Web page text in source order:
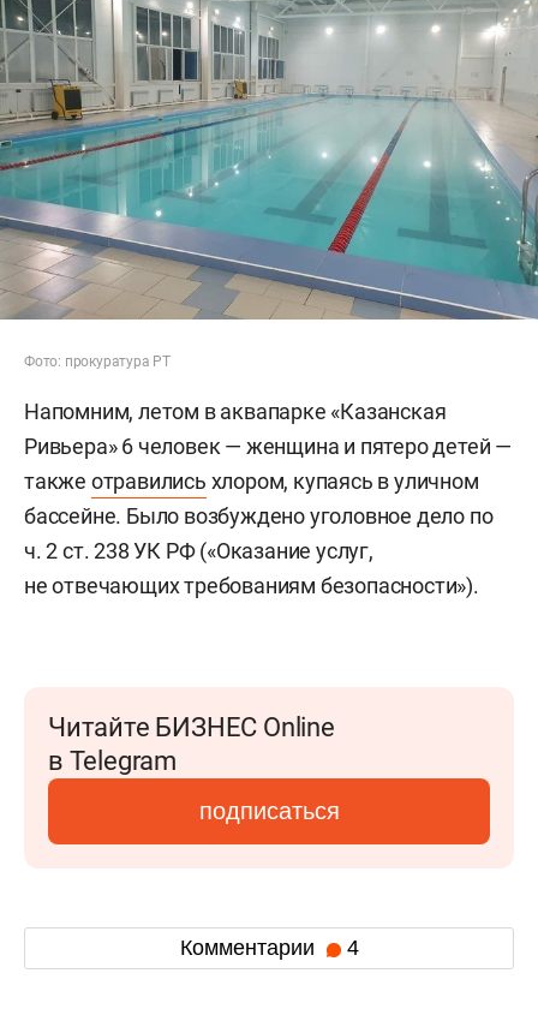
Фото: прокуратура РТ
Напомним, летом в аквапарке «Казанская
Ривьера» 6 человек — женщина и пятеро детей —
также отравились хлором, купаясь в уличном
бассейне. Было возбуждено уголовное дело по
ч. 2 ст. 238 УК РФ («Оказание услуг,
не отвечающих требованиям безопасности»).
Читайте БИЗНЕС Online
в Telegram
подписаться
Комментарии 4